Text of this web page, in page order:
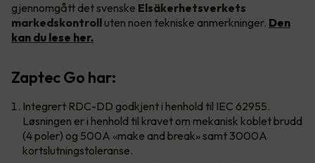
gjennomgått det svenske Elsäkerhetsverkets
markedskontroll uten noen tekniske anmerkninger. Den
kan du lese her.
Zaptec Go har:
Integrert RDC-DD godkjent i henhold til IEC 62955.
Løsningen er i henhold til kravet om mekanisk koblet brudd
(4 poler) og 500A «make and break» samt 3000A
kortslutningstoleranse.